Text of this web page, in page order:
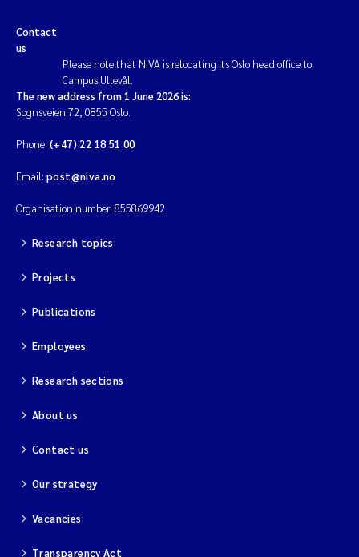
Contact
us
Please note that NIVA is relocating its Oslo head office to
Campus Ullevål.
The new address from 1 June 2026 is:
Sognsveien 72, 0855 Oslo.
Phone: (+47) 22 18 51 00
Email: post@niva.no
Organisation number: 855869942
Research topics
Projects
Publications
Employees
Research sections
About us
Contact us
Our strategy
Vacancies
Transparency Act